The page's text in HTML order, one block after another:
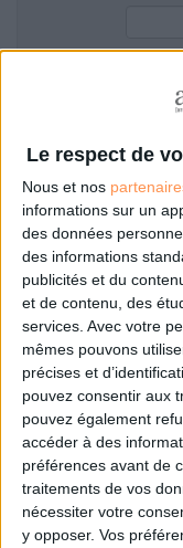
Le respect de
Nous et nos
informations sur un
des données
des informations
publicités et du
et de contenu, des
services. Avec votre
mêmes pouvons
précises et
pouvez consentir aux
pouvez également
accéder à des
préférences avant de
traitements de vos
nécessiter votre
y opposer. Vos
LES LIVRES BLANCS
LES SUPPLÉMENTS
NOS OFFRES
Pas
Je m'inscris
ou